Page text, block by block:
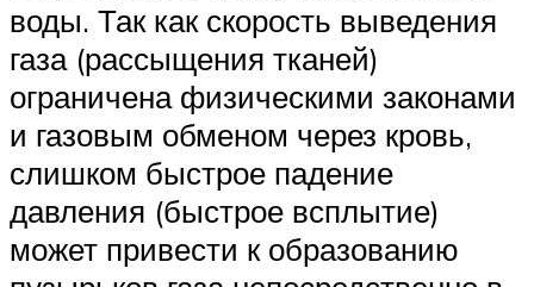
воды. Так как скорость выведения
газа (рассыщения тканей)
ограничена физическими законами
и газовым обменом через кровь,
слишком быстрое падение
давления (быстрое всплытие)
может привести к образованию